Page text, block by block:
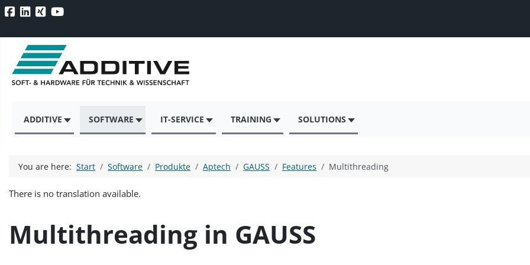
ADDITIVE SOFTWARE IT-SERVICE TRAINING SOLUTIONS
You are here:Start Software Produkte Aptech GAUSS Features Multithreading
There is no translation available.
Multithreading in GAUSS